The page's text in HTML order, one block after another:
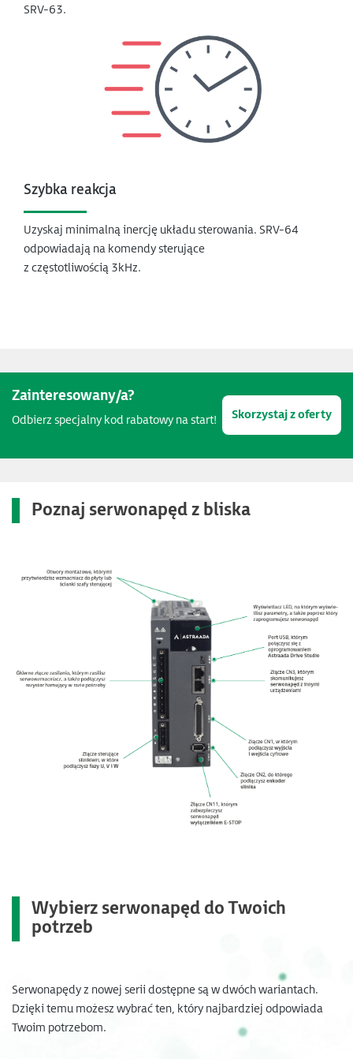
SRV-63.
Szybka reakcja
Uzyskaj minimalną inercję układu sterowania. SRV-64
odpowiadają na komendy sterujące
z częstotliwością 3kHz.
Zainteresowany/a?
Skorzystaj z oferty
Odbierz specjalny kod rabatowy na start!
Poznaj serwonapęd z bliska
Wybierz serwonapęd do Twoich
potrzeb
Serwonapędy z nowej serii dostępne są w dwóch wariantach.
Dzięki temu możesz wybrać ten, który najbardziej odpowiada
Twoim potrzebom.